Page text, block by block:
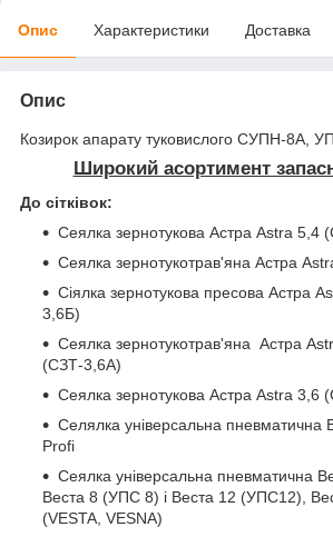
Опис Характеристики Доставка
Опис
Козирок апарату туковислого СУПН-8А,
Широкий асортимент
До сітківок:
Сеялка зернотукова Астра Astra 5,4
Сеялка зернотукотрав'яна Астра
Сіялка зернотукова пресова Астра
3,6Б)
Сеялка зернотукотрав'яна Астра
(СЗТ-3,6А)
Сеялка зернотукова Астра Astra 3,6
Селялка універсальна пневматична
Profi
Сеялка універсальна пневматична
Веста 8 (УПС 8) і Веста 12 (УПС12),
(VESTA, VESNA)